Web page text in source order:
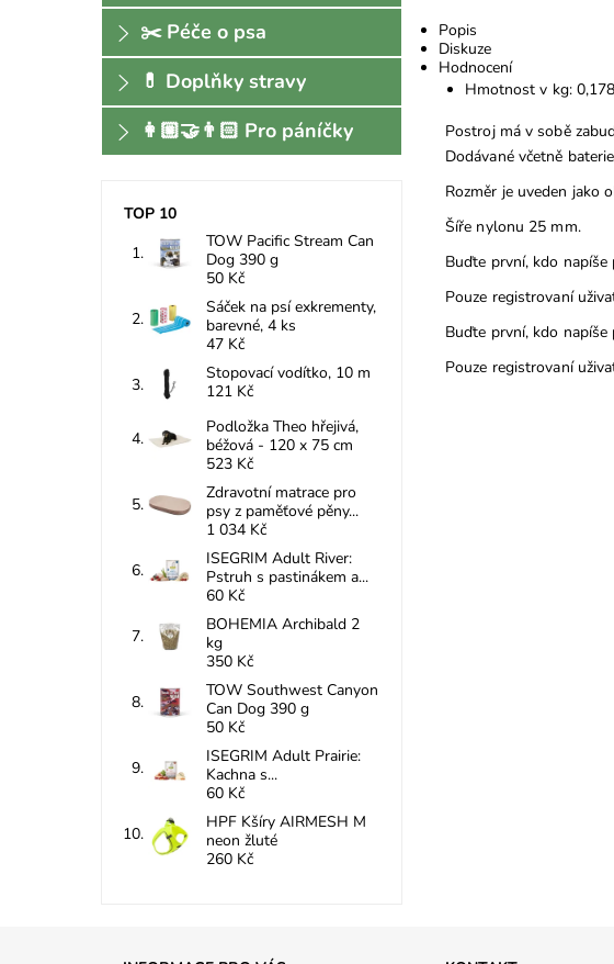
Popis
Diskuze
Hodnocení
Hmotnost v kg: 0,178
Postroj má v sobě
Dodávané včetně
Rozměr je uveden jako
Šíře nylonu 25 mm.
Buďte první, kdo
Pouze registrovaní
Buďte první, kdo
Pouze registrovaní
✂️ Péče o psa
💊 Doplňky stravy
👩🏼‍🤝‍👨🏻 Pro páníčky
TOP 10
TOW Pacific Stream Can
Dog 390 g
50 Kč
Sáček na psí exkrementy,
barevné, 4 ks
47 Kč
Stopovací vodítko, 10 m
121 Kč
Podložka Theo hřejivá,
béžová - 120 x 75 cm
523 Kč
Zdravotní matrace pro
psy z paměťové pěny...
1 034 Kč
ISEGRIM Adult River:
Pstruh s pastinákem a...
60 Kč
BOHEMIA Archibald 2
kg
350 Kč
TOW Southwest Canyon
Can Dog 390 g
50 Kč
ISEGRIM Adult Prairie:
Kachna s...
60 Kč
HPF Kšíry AIRMESH M
neon žluté
260 Kč